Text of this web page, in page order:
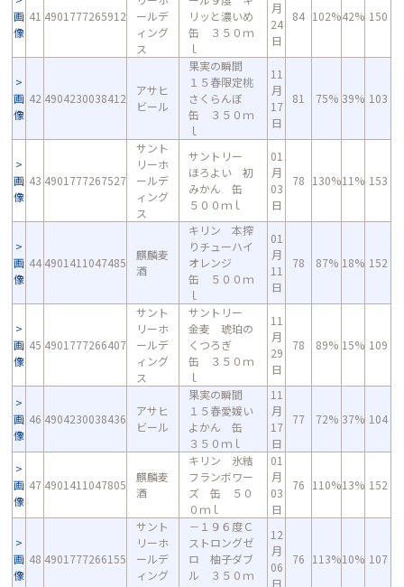
画
像
41 4901777265912
ールデ
ィング
ス
リッと濃いめ
缶 ３５０ｍ
ｌ
月
24
日
84 102%42% 150
画
像
42 4904230038412
アサヒ
ビール
果実の瞬間
１５春限定桃
さくらんぼ
缶 ３５０ｍ
ｌ
11
月
17
日
81 75% 39% 103
画
像
43 4901777267527
サント
リーホ
ールデ
ィング
ス
サントリー
ほろよい 初
みかん 缶
５００ｍｌ
01
月
03
日
78 130%11% 153
画
像
44 4901411047485
麒麟麦
酒
キリン 本搾
りチューハイ
オレンジ
缶 ５００ｍ
ｌ
01
月
11
日
78 87% 18% 152
画
像
45 4901777266407
サント
リーホ
ールデ
ィング
ス
サントリー
金麦 琥珀の
くつろぎ
缶 ３５０ｍ
ｌ
11
月
29
日
78 89% 15% 109
画
像
46 4904230038436
アサヒ
ビール
果実の瞬間
１５春愛媛い
よかん 缶
３５０ｍｌ
11
月
17
日
77 72% 37% 104
画
像
47 4901411047805
麒麟麦
酒
キリン 氷結
フランボワー
ズ 缶 ５０
０ｍｌ
01
月
03
日
76 110%13% 152
画
像
48 4901777266155
サント
リーホ
ールデ
ィング
－１９６度Ｃ
ストロングゼ
ロ 柚子ダブ
ル ３５０ｍ
12
月
06
日
76 113%10% 107